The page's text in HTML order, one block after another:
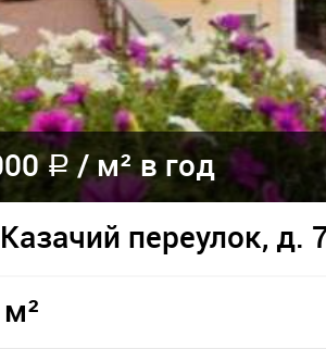
a /м² в год
переулок, д.